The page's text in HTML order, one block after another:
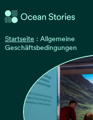
Ocean Stories
Startseite : Allgemeine
Geschäftsbedingungen